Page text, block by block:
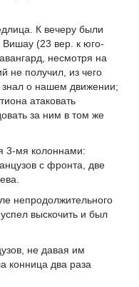
К вечеру были
Вишау (23 вер. к юго-
несмотря на
не получил, из чего
о нашем движении;
атаковать
за ним в том же
3-мя колоннами:
с фронта, две
непродолжительного
выскочить и был
не давая им
конница два раза